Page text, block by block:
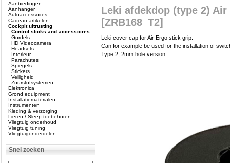
Aanbiedingen
Aanhanger
Autoaccessoires
Cadeau artikelen
Cockpit uitrusting
Control sticks and accessoires
Gordels
HD Videocamera
Headsets
Interieur
Parachutes
Spiegels
Stickers
Veiligheid
Zuurstofsystemen
Elektronica
Grond equipment
Installatiematerialen
Instrumenten
Kleding & verzorging
Lieren / Sleep toebehoren
Vliegtuig onderhoud
Vliegtuig tuning
Vliegtuigonderdelen
Snel zoeken
Leki afdekdop (type 2)
[ZRB168_T2]
Leki cover cap for Air Ergo stick grip.
Can for example be used for the installation of
Type 2, 2mm hole version.